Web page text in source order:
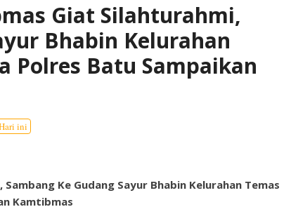
Giat Silahturahmi,
Bhabin Kelurahan
Polres Batu Sampaikan
ini
Ke Gudang Sayur Bhabin Kelurahan Temas
Kamtibmas